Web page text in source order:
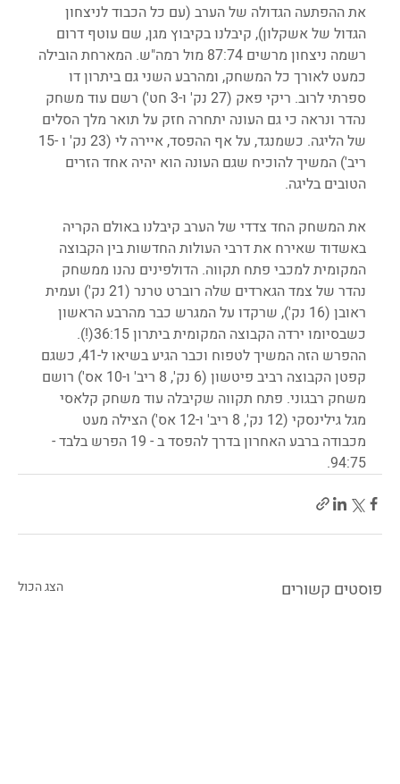
את ההפתעה הגדולה של הערב (עם כל הכבוד לניצחון
הגדול של אשקלון), קיבלנו בקיבוץ מגן, שם עוטף דרום
רשמה ניצחון מרשים 87:74 מול רמה"ש. המארחת הובילה
כמעט לאורך כל המשחק, ומהרבע השני גם ביתרון דו
ספרתי לרוב. ריקי פאק (27 נק' ו-3 חט') רשם עוד משחק
נהדר ונראה כי גם העונה יתחרה חזק על תואר מלך הסלים
ריב') המשיך להוכיח שגם העונה הוא יהיה אחד הזרים
הטובים בליגה.
את המשחק החד צדדי של הערב קיבלנו באולם הקריה
באשדוד שאירח את דרבי העולות החדשות בין הקבוצה
המקומית למכבי פתח תקווה. הדולפינים נהנו ממשחק
נהדר של צמד הגארדים שלה רוברט טרנר (21 נק') ועמית
ראובן (16 נק'), שרקדו על המגרש כבר מהרבע הראשון
כשבסיומו ירדה הקבוצה המקומית ביתרון 36:15(!).
ההפרש הזה המשיך לטפוח וכבר הגיע בשיאו ל-41, כשגם
קפטן הקבוצה רביב פיטשון (6 נק', 8 ריב' ו-10 אס') רושם
משחק רבגוני. פתח תקווה שקיבלה עוד משחק קלאסי
מגל גילינסקי (12 נק', 8 ריב' ו-12 אס') הצילה מעט
מכבודה ברבע האחרון בדרך להפסד ב - 19 הפרש בלבד -
94:75.
פוסטים קשורים הצג הכול